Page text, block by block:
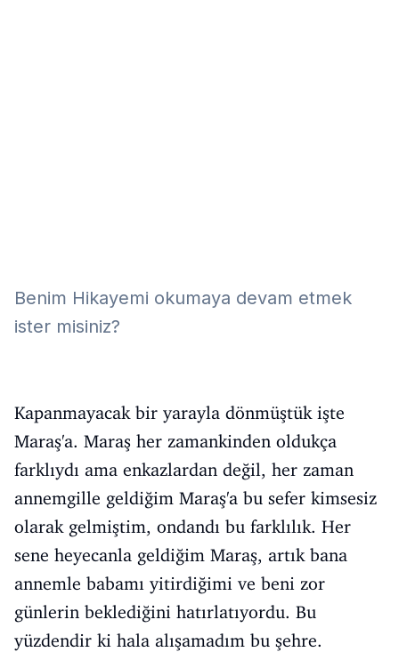
Benim Hikayemi okumaya devam etmek
ister misiniz?
Kapanmayacak bir yarayla dönmüştük işte
Maraş'a. Maraş her zamankinden oldukça
farklıydı ama enkazlardan değil, her zaman
annemgille geldiğim Maraş'a bu sefer kimsesiz
olarak gelmiştim, ondandı bu farklılık. Her
sene heyecanla geldiğim Maraş, artık bana
annemle babamı yitirdiğimi ve beni zor
günlerin beklediğini hatırlatıyordu. Bu
yüzdendir ki hala alışamadım bu şehre.